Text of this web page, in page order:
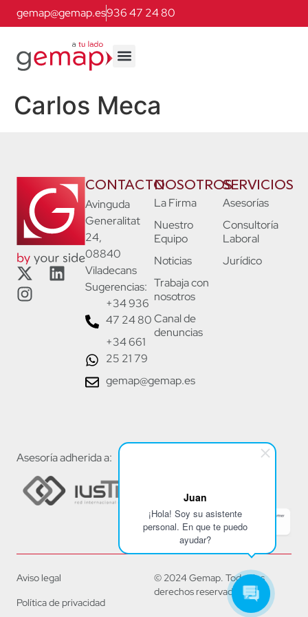
Juan
¡Hola! Soy su asistente
personal. En que te puedo
ayudar?
gemap@gemap.es936 47 24 80
Carlos Meca
NOSOTROS
La Firma
Nuestro
Equipo
Noticias
Trabaja con
nosotros
Canal de
denuncias
SERVICIOS
Asesorías
Consultoría
Laboral
Jurídico
CONTACTO
Avinguda
Generalitat
24,
08840
Viladecans
Sugerencias:
+34 936
47 24 80
+34 661
25 21 79
gemap@gemap.es
Asesoría adherida a:
© 2024 Gemap. Todos los
derechos reservados.
Aviso legal
Política de privacidad